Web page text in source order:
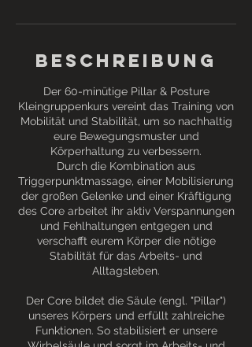
Beschreibung
Der 60-minütige Pillar & Posture
Kleingruppenkurs vereint das Training von
Mobilität und Stabilität, um so nachhaltig
eure Bewegungsmuster und
Körperhaltung zu verbessern.
Durch die Kombination aus
Triggerpunktmassage, einer Mobilisierung
der großen Gelenke und einer Kräftigung
des Core arbeitet ihr aktiv Verspannungen
und Fehlhaltungen entgegen und
verschafft eurem Körper die nötige
Stabilität für das Arbeits- und
Alltagsleben.
Der Core bildet die Säule (engl. "Pillar")
unseres Körpers und erfüllt zahlreiche
Funktionen. So stabilisiert er unsere